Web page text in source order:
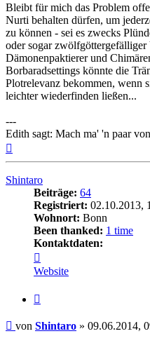
Bleibt für mich das Problem
Nurti behalten dürfen, um
zu können - sei es zwecks
oder sogar
Dämonenpaktierer und
Borbaradsettings könnte die
Plotrelevanz bekommen, wenn
leichter wiederfinden ließen...
---
Edith sagt: Mach ma' 'n paar
Shintaro
Beiträge: 64
Registriert: 02.10.2013,
Wohnort: Bonn
Been thanked: 1 time
Kontaktdaten:
von
Shintaro
Website
Beitrag
von Shintaro » 09.06.2014,